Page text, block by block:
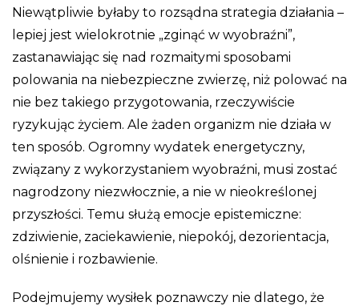
Niewątpliwie byłaby to rozsądna strategia działania –
lepiej jest wielokrotnie „zginąć w wyobraźni”,
zastanawiając się nad rozmaitymi sposobami
polowania na niebezpieczne zwierzę, niż polować na
nie bez takiego przygotowania, rzeczywiście
ryzykując życiem. Ale żaden organizm nie działa w
ten sposób. Ogromny wydatek energetyczny,
związany z wykorzystaniem wyobraźni, musi zostać
nagrodzony niezwłocznie, a nie w nieokreślonej
przyszłości. Temu służą emocje epistemiczne:
zdziwienie, zaciekawienie, niepokój, dezorientacja,
olśnienie i rozbawienie.
Podejmujemy wysiłek poznawczy nie dlatego, że